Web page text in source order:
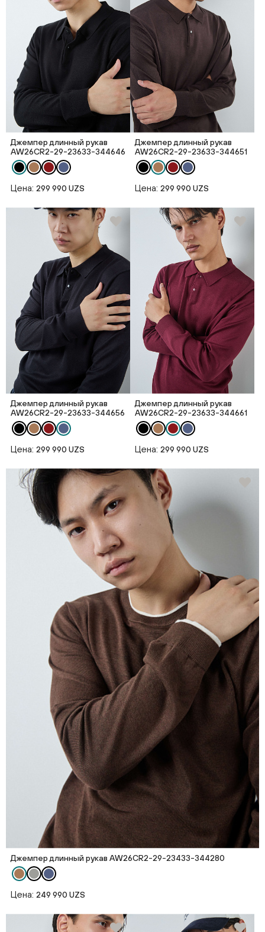
Джемпер длинный рукав
AW26CR2-29-23633-344646
Цена: 299 990 UZS
Джемпер длинный рукав
AW26CR2-29-23633-344651
Цена: 299 990 UZS
Джемпер длинный рукав
AW26CR2-29-23633-344656
Цена: 299 990 UZS
Джемпер длинный рукав
AW26CR2-29-23633-344661
Цена: 299 990 UZS
Джемпер длинный рукав AW26CR2-29-23433-344280
Цена: 249 990 UZS